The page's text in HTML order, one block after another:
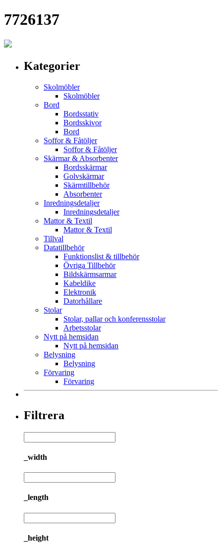
7726137
Kategorier
Skolmöbler
Skolmöbler
Bord
Bordsstativ
Bordsskivor
Bord
Soffor & Fåtöljer
Soffor & Fåtöljer
Skärmar & Absorbenter
Bordsskärmar
Golvskärmar
Skärmtillbehör
Absorbenter
Inredningsdetaljer
Inredningsdetaljer
Mattor & Textil
Mattor & Textil
Tillval
Datatillbehör
Funktionslist & tillbehör
Övriga Tillbehör
Bildskärmsarmar
Kabeldike
Elektronik
Datorhållare
Stolar
Stolar, pallar och konferensstolar
Arbetsstolar
Nytt på hemsidan
Nytt på hemsidan
Belysning
Belysning
Förvaring
Förvaring
Filtrera
_width
_length
_height